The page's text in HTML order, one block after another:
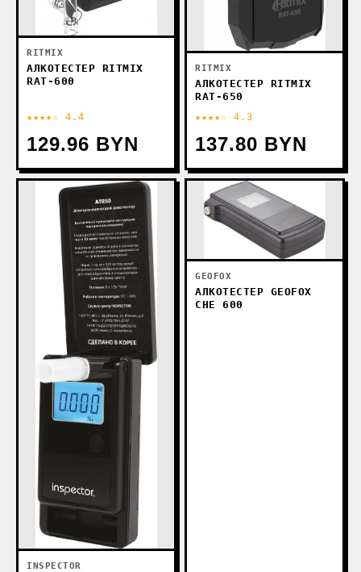
RITMIX
АЛКОТЕСТЕР RITMIX
RAT-600
★★★★☆ 4.4
129.96 BYN
RITMIX
АЛКОТЕСТЕР RITMIX
RAT-650
★★★★☆ 4.3
137.80 BYN
INSPECTOR
GEOFOX
АЛКОТЕСТЕР GEOFOX
СHE 600